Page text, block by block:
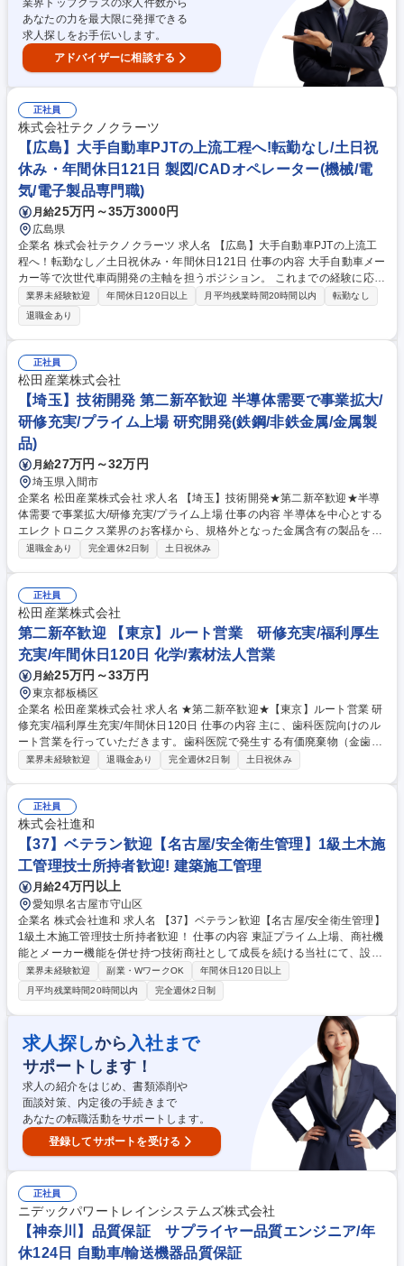
り振替休日を取得していただきます。 ※建物への改変業務はありません。
募集職種 【37】ベテラン歓迎【名古屋/安全衛生管理】機械器具設置監理
技術者所持者歓迎
業界トップクラスの求人件数から
あなたの力を最大限に発揮できる
求人探しをお手伝いします。
アドバイザーに相談する
正社員
株式会社テクノクラーツ
【広島】大手自動車PJTの上流工程へ!転勤なし/土日祝
休み・年間休日121日 製図/CADオペレーター(機械/電
気/電子製品専門職)
月給25万円～35万3000円
広島県
企業名 株式会社テクノクラーツ 求人名 【広島】大手自動車PJTの上流工
程へ！転勤なし／土日祝休み・年間休日121日 仕事の内容 大手自動車メー
カー等で次世代車両開発の主軸を担うポジション。 これまでの経験に応
じ、仕様検討から詳細設計、解析まで最適なフェーズをお任せします。中
途入社メンバーが多数活躍中の環境です。 スキルや希望を考慮し、以下い
ずれかの主担当をお任せいたします。 ◇自動車開発：ボディ/エンジン/内
装等の3DCAD（NX/CATIA）設計 ◇CAE解析：衝突シミュレーション・
強度計算・対策案の策定 ◇PM業務：顧客への改善提案や若手育成・進捗
管理 ★残業月10h・年休121日。経験を正当評価し、待遇面でも手厚くサ
ポートします。 募集職種 【広島】大手自動車PJTの上流工程へ！転勤なし
／土日祝休み・年間休日121日
業界未経験歓迎 年間休日120日以上 月平均残業時間20時間以内
転勤なし
退職金あり
正社員
松田産業株式会社
【埼玉】技術開発 第二新卒歓迎 半導体需要で事業拡大/
研修充実/プライム上場 研究開発(鉄鋼/非鉄金属/金属製
品)
月給27万円～32万円
埼玉県入間市
企業名 松田産業株式会社 求人名 【埼玉】技術開発★第二新卒歓迎★半導
体需要で事業拡大/研修充実/プライム上場 仕事の内容 半導体を中心とする
エレクトロニクス業界のお客様から、規格外となった金属含有の製品を回
収し、貴金属の製錬・精製を主に行っています。貴金属製錬/精製,化成品
電子部品などに使用される、貴金属材料の研究開発 ■化学分析、分析技術
の開発 ■化成品、化学薬品の開発（貴金属めっき液など）■産業廃棄物の
リサイクル技術開発 ■リチウムイオンバッテリーの資源化リサイクル技術
開発 ⇒上記分野は、EV化に伴い今後需要の増す研究分野であり、当社は
そのパイオニアとなっています。 募集職種 【埼玉】技術開発★第二新卒
歓迎★半導体需要で事業拡大/研修充実/プライム上場
退職金あり 完全週休2日制 土日祝休み
正社員
松田産業株式会社
第二新卒歓迎 【東京】ルート営業 研修充実/福利厚生
充実/年間休日120日 化学/素材法人営業
月給25万円～33万円
東京都板橋区
企業名 松田産業株式会社 求人名 ★第二新卒歓迎★【東京】ルート営業 研
修充実/福利厚生充実/年間休日120日 仕事の内容 主に、歯科医院向けのル
ート営業を行っていただきます。歯科医院で発生する有価廃棄物（金歯や
銀歯など）を回収・買付するお仕事です。貴金属価格は日々変動するた
す。自身の行動で、顧客が増えていくことを実感することができるお仕事
です。 ◇貴金属の買取回収だけでなく、廃棄物処理やクリーニング対応と
いったオプション提案をして、付加価値のあるサービスを提供することも
可能。 ◇再資源化、という社会貢献度の高い分野の仕事に携われます。
募集職種 ★第二新卒歓迎★【東京】ルート営業 研修充実/福利厚生充実/年
間休日120日
業界未経験歓迎 退職金あり 完全週休2日制 土日祝休み
正社員
株式会社進和
【37】ベテラン歓迎【名古屋/安全衛生管理】1級土木施
工管理技士所持者歓迎! 建築施工管理
月給24万円以上
愛知県名古屋市守山区
企業名 株式会社進和 求人名 【37】ベテラン歓迎【名古屋/安全衛生管理】
1級土木施工管理技士所持者歓迎！ 仕事の内容 東証プライム上場、商社機
能とメーカー機能を併せ持つ技術商社として成長を続ける当社にて、設備
機器設置に関わる安全衛生管理に関する業務をお任せします。1級土木施
工管理技士の資格が生かせる環境です。 設備機器(特に自動車業界向けの
製造組付ライン、FA機器、加工機、各種省力機器など)の設置に関わる、
安全管理業務をお任せします。工事管理者として、協力業者への指示・指
導・管理、打合せ等の取りまとめ業務その他安全管理、建設業許可の維持
管理等をお任せ致します。※休日（土日）出勤（月4回程度）があり振替
休日を取得していただきます。 ※建物への改変業務はありません。 募集
職種 【37】ベテラン歓迎【名古屋/安全衛生管理】1級土木施工管理技士所
持者歓迎！
業界未経験歓迎 副業・WワークOK
年間休日120日以上
月平均残業時間20時間以内
完全週休2日制
求人探しから 入社まで
サポートします！
求人の紹介をはじめ、書類添削や
面談対策、内定後の手続きまで
あなたの転職活動をサポートします。
登録してサポートを受ける
正社員
ニデックパワートレインシステムズ株式会社
【神奈川】品質保証 サプライヤー品質エンジニア/年
休124日 自動車/輸送機器品質保証